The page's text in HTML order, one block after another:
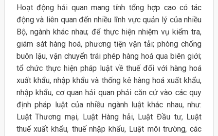
Hoạt động hải quan mang tính tổng hợp cao có tác
động và liên quan đến nhiều lĩnh vực quản lý của nhiều
Bộ, ngành khác nhau; để thực hiện nhiệm vụ kiểm tra,
giám sát hàng hoá, phương tiện vận tải; phòng chống
buôn lậu, vận chuyển trái phép hàng hoá qua biên giới;
tổ chức thực hiện pháp luật về thuế đối với hàng hoá
xuất khẩu, nhập khẩu và thống kê hàng hoá xuất khẩu,
nhập khẩu, cơ quan hải quan phải căn cứ vào các quy
định pháp luật của nhiều ngành luật khác nhau, như:
Luật Thương mại, Luật Hàng hải, Luật Đầu tư, Luật
thuế xuất khẩu, thuế nhập khẩu, Luật môi trường, các